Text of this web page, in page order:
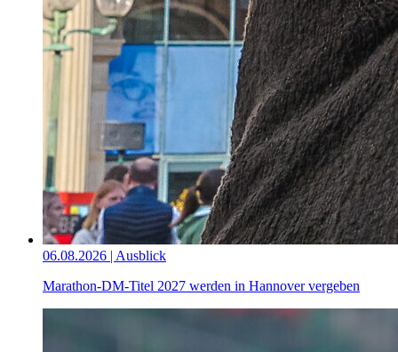
06.08.2026 | Ausblick
Marathon-DM-Titel 2027 werden in Hannover vergeben